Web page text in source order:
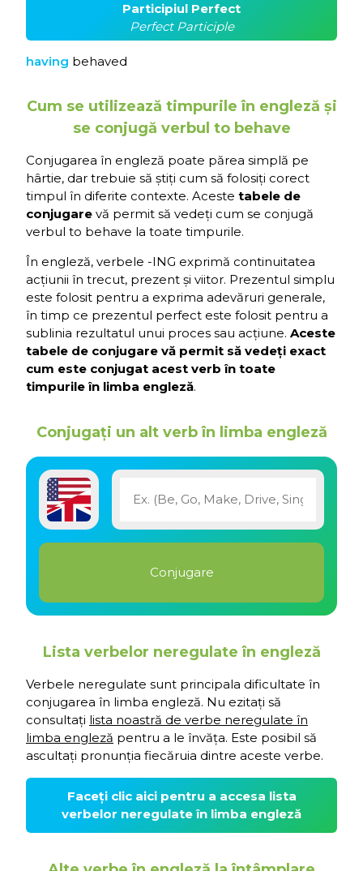
Participiul Perfect
Perfect Participle
having behaved
Cum se utilizează timpurile în engleză și
se conjugă verbul to behave
Conjugarea în engleză poate părea simplă pe
hârtie, dar trebuie să știți cum să folosiți corect
timpul în diferite contexte. Aceste tabele de
conjugare vă permit să vedeți cum se conjugă
verbul to behave la toate timpurile.
În engleză, verbele -ING exprimă continuitatea
acțiunii în trecut, prezent și viitor. Prezentul simplu
este folosit pentru a exprima adevăruri generale,
în timp ce prezentul perfect este folosit pentru a
sublinia rezultatul unui proces sau acțiune. Aceste
tabele de conjugare vă permit să vedeți exact
cum este conjugat acest verb în toate
timpurile în limba engleză.
Conjugați un alt verb în limba engleză
Lista verbelor neregulate în engleză
Verbele neregulate sunt principala dificultate în
conjugarea în limba engleză. Nu ezitați să
consultați lista noastră de verbe neregulate în
limba engleză pentru a le învăța. Este posibil să
ascultați pronunția fiecăruia dintre aceste verbe.
Faceți clic aici pentru a accesa lista
verbelor neregulate în limba engleză